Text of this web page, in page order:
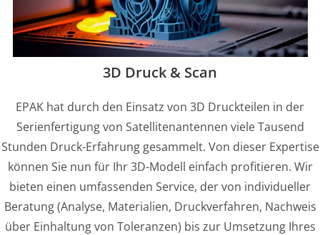
3D Druck & Scan
EPAK hat durch den Einsatz von 3D Druckteilen in der
Serienfertigung von Satellitenantennen viele Tausend
Stunden Druck-Erfahrung gesammelt. Von dieser Expertise
können Sie nun für Ihr 3D-Modell einfach profitieren. Wir
bieten einen umfassenden Service, der von individueller
Beratung (Analyse, Materialien, Druckverfahren, Nachweis
über Einhaltung von Toleranzen) bis zur Umsetzung Ihres